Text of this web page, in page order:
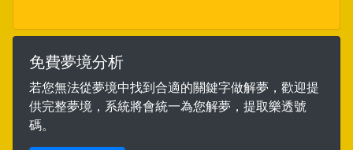
免費夢境分析
若您無法從夢境中找到合適的關鍵字做解夢，歡迎提
供完整夢境，系統將會統一為您解夢，提取樂透號
碼。